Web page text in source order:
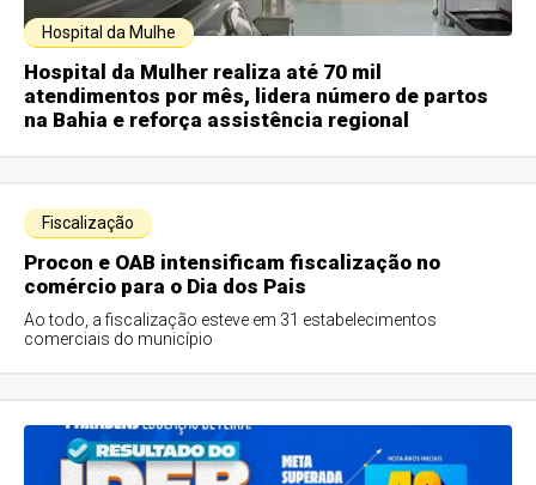
Hospital da Mulhe
Hospital da Mulher realiza até 70 mil
atendimentos por mês, lidera número de partos
na Bahia e reforça assistência regional
Fiscalização
Procon e OAB intensificam fiscalização no
comércio para o Dia dos Pais
Ao todo, a fiscalização esteve em 31 estabelecimentos
comerciais do município